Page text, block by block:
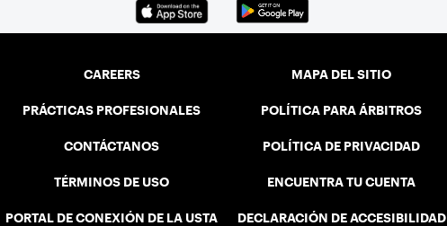
CAREERS
PRÁCTICAS PROFESIONALES
CONTÁCTANOS
TÉRMINOS DE USO
PORTAL DE CONEXIÓN DE LA USTA
MAPA DEL SITIO
POLÍTICA PARA ÁRBITROS
POLÍTICA DE PRIVACIDAD
ENCUENTRA TU CUENTA
DECLARACIÓN DE ACCESIBILIDAD